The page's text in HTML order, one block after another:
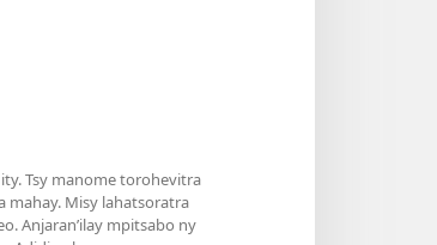
Tsy manome torohevitra
mahay. Misy lahatsoratra
Anjaran’ilay mpitsabo ny